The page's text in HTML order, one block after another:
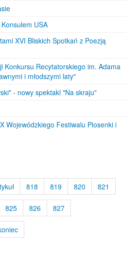
USA
XVI Bliskich Spotkań z Poezją
Konkursu Recytatorskiego im. Adama
i młodszymi laty"
- nowy spektakl "Na skraju"
Wojewódzkiego Festiwalu Piosenki i
818 819 820 821
825 826 827